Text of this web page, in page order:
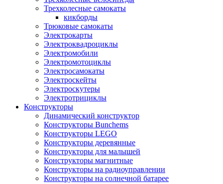
Трехколесные самокаты
кикборды
Трюковые самокаты
Электрокарты
Электроквадроциклы
Электромобили
Электромотоциклы
Электросамокаты
Электроскейты
Электроскутеры
Электротрициклы
Конструкторы
Динамический конструктор
Конструкторы Bunchems
Конструкторы LEGO
Конструкторы деревянные
Конструкторы для малышей
Конструкторы магнитные
Конструкторы на радиоуправлении
Конструкторы на солнечной батарее